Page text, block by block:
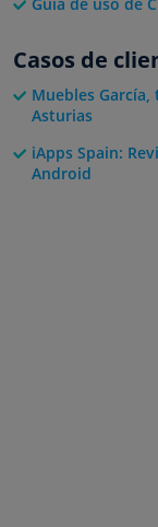
Casos de
Muebles
Asturias
iApps Spain:
Android